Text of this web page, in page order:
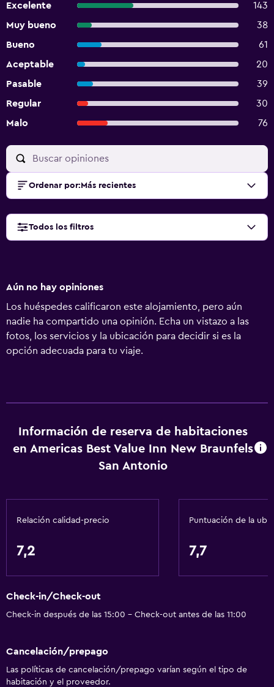
Excelente
143
Muy bueno
38
Bueno
61
Aceptable
20
Pasable
39
Regular
30
Malo
76
Ordenar por: Más recientes
Todos los filtros
Aún no hay opiniones
Los huéspedes calificaron este alojamiento, pero aún
nadie ha compartido una opinión. Echa un vistazo a las
fotos, los servicios y la ubicación para decidir si es la
opción adecuada para tu viaje.
Información de reserva de habitaciones
en Americas Best Value Inn New Braunfels
San Antonio
Relación calidad-precio
7,2
Puntuación de la
7,7
Check-in/Check-out
Check-in después de las 15:00 - Check-out antes de las 11:00
Cancelación/prepago
Las políticas de cancelación/prepago varían según el tipo de
habitación y el proveedor.